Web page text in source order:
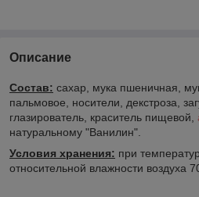
Описание
Состав: сахар, мука пшеничная,
пальмовое, носители, декстроза,
глазирователь, краситель пищевой,
натуральному "Ванилин".
Условия хранения: при
относительной влажности воздуха